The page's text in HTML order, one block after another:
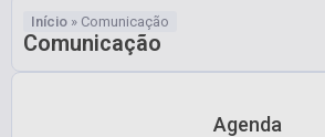
Início » Comunicação
Comunicação
Agenda